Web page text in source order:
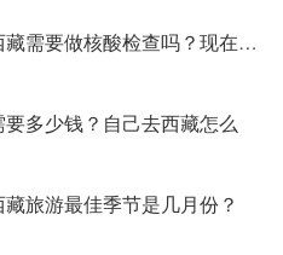
藏需要做核酸检查吗？现在去
多少钱？自己去西藏怎么
旅游最佳季节是几月份？